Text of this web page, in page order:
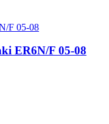
ER6N/F 05-08